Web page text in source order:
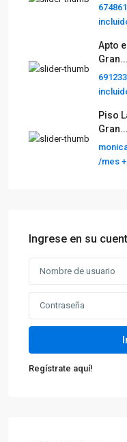
Apto
Gran...
Piso
Gran...
/mes
Ingrese en su
Regístrate aquí!